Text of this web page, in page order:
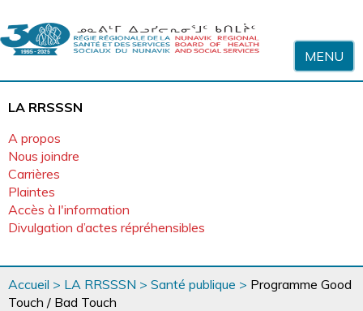
MENU
LA RRSSSN
A propos
Nous joindre
Carrières
Plaintes
Accès à l'information
Divulgation d’actes répréhensibles
Vous
êtes
Accueil > LA RRSSSN > Santé publique > Programme Good
Touch / Bad Touch